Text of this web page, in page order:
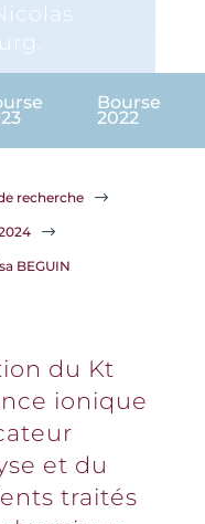
Bourse
2022
recherche $
$
BEGUIN
du Kt
ionique
et du
traités